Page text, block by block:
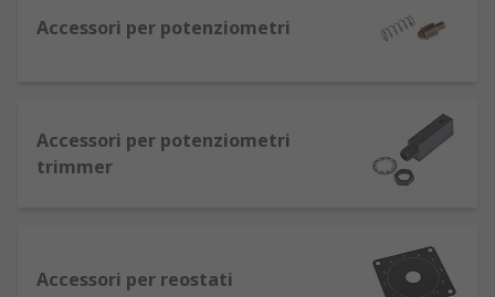
Che cosa sono i resistori variabili e come
consentono di controllare il flusso di corrente
attraverso un circuito elettrico. I resistori
variabili possono essere utilizzati in numerosi
chitarre e bassi. I resistori variabili hanno un
Accessori per potenziometri
Accessori per potenziometri
trimmer
Accessori per reostati